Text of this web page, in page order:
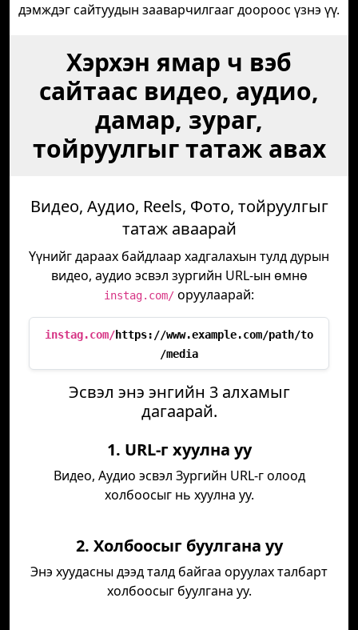
дэмждэг сайтуудын зааварчилгааг доороос үзнэ үү.
Хэрхэн ямар ч вэб
сайтаас видео, аудио,
дамар, зураг,
тойруулгыг татаж авах
Видео, Аудио, Reels, Фото, тойруулгыг
татаж аваарай
Үүнийг дараах байдлаар хадгалахын тулд дурын
видео, аудио эсвэл зургийн URL-ын өмнө
instag.com/ оруулаарай:
instag.com/https://www.example.com/path/to
/media
Эсвэл энэ энгийн 3 алхамыг
дагаарай.
1. URL-г хуулна уу
Видео, Аудио эсвэл Зургийн URL-г олоод
холбоосыг нь хуулна уу.
2. Холбоосыг буулгана уу
Энэ хуудасны дээд талд байгаа оруулах талбарт
холбоосыг буулгана уу.